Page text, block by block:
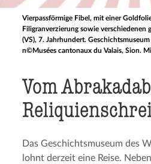
Vierpassförmige Fibel, mit einer
Filigranverzierung sowie verschiedenen
(VS), 7. Jahrhundert.
n©Musées cantonaux du Valais, Sion.
Vom
Das Geschichtsmuseum des
lohnt derzeit eine Reise.